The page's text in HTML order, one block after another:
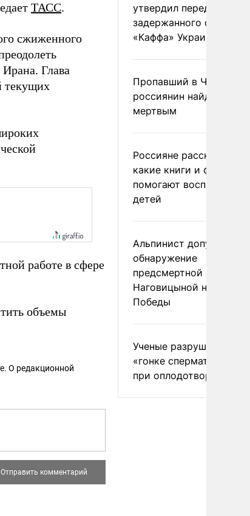
ТАСС.
сжиженного
Глава
текущих
работе в сфере
объемы
О редакционной
утвердил передачу
задержанного
«Каффа» Украине
Пропавший в
россиянин найден
мертвым
Россияне рассказали,
какие книги и фильмы
помогают воспитывать
детей
Альпинист допустил
обнаружение
предсмертной записки
Наговицыной на пике
Победы
Ученые разрушили миф
«гонке
при оплодотворении